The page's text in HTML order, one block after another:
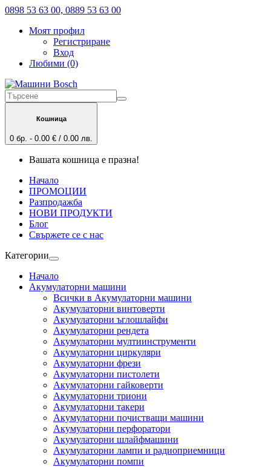
0898 53 63 00, 0889 53 63 00
Моят профил
Регистриране
Вход
Любими (0)
Кошница
0 бр. - 0.00 € / 0.00 лв.
Вашата кошница е празна!
Начало
ПРОМОЦИИ
Разпродажба
НОВИ ПРОДУКТИ
Блог
Свържете се с нас
Категории
Начало
Акумулаторни машини
Всички в Акумулаторни машини
Акумулаторни винтоверти
Акумулаторни ъглошлайфи
Акумулаторни рендета
Акумулаторни мултиинструменти
Акумулаторни циркуляри
Акумулаторни фрези
Акумулаторни пистолети
Акумулаторни гайковерти
Акумулаторни триони
Акумулаторни такери
Акумулаторни почистващи машини
Акумулаторни перфоратори
Акумулаторни шлайфмашини
Акумулаторни лампи и радиоприемници
Акумулаторни помпи